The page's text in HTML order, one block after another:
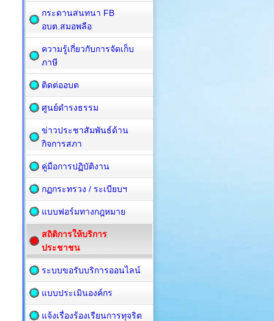
กระดานสนทนา FB
อบต.สมอพลือ
ความรู้เกี่ยวกับการจัดเก็บ
ภาษี
ติดต่ออบต
ศูนย์ดำรงธรรม
ข่าวประชาสัมพันธ์ด้าน
กิจการสภา
คู่มือการปฏิบัติงาน
กฏกระทรวง / ระเบียบฯ
แบบฟอร์มทางกฎหมาย
สถิติการให้บริการ
ประชาชน
ระบบขอรับบริการออนไลน์
แบบประเมินองค์กร
แจ้งเรื่องร้องเรียนการทุจริต